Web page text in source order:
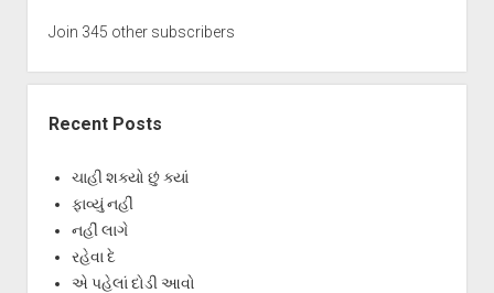
Join 345 other subscribers
Recent Posts
ચાહી શક્યો છું ક્યાં
ફાવ્યું નહીં
નહીં લાગે
રહેવા દે
એ પહેલાં દોડી આવો